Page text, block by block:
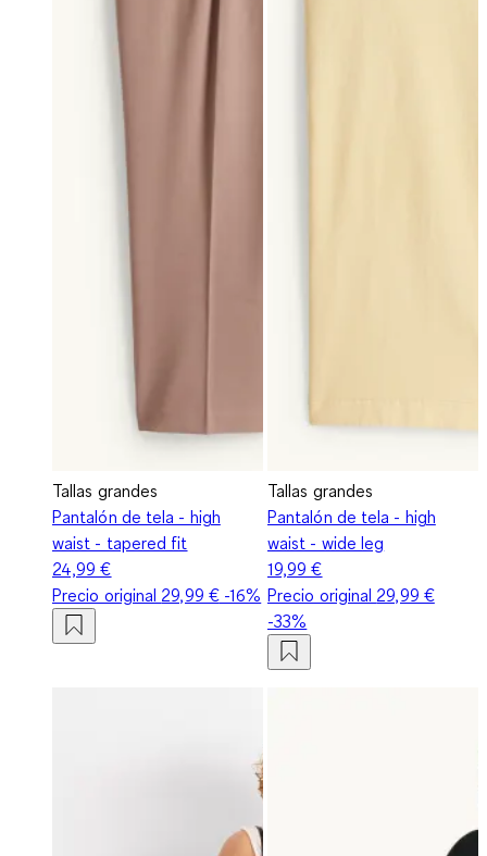
Tallas grandes
Pantalón de tela - high
waist - tapered fit
24,99 €
Precio original 29,99 €-16%
Tallas grandes
Pantalón de tela - high
waist - wide leg
19,99 €
Precio original 29,99 €
-33%